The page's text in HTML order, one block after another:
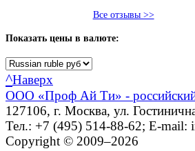
Все отзывы >>
Показать цены в валюте:
^Наверх
ООО «Проф Ай Ти» - российский
127106, г. Москва, ул.
Тел.: +7 (495) 514-88-62; E-mail:
Copyright © 2009–2026